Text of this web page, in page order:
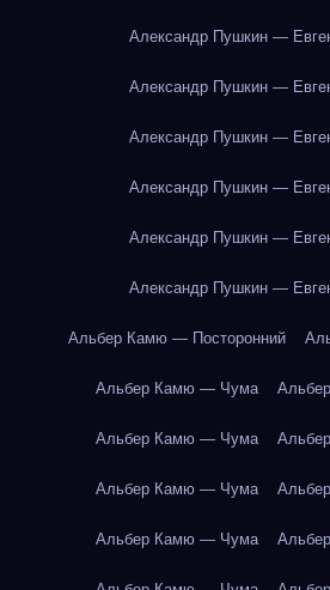
Александр Пушкин —
Александр Пушкин —
Александр Пушкин —
Александр Пушкин —
Александр Пушкин —
Александр Пушкин —
Альбер Камю — Посторонний
Альбер Камю — Чума
Альбер Камю — Чума
Альбер Камю — Чума
Альбер Камю — Чума